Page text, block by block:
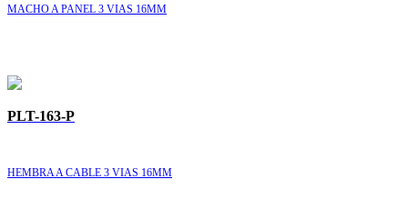
MACHO A PANEL 3 VIAS 16MM
PLT-163-P
HEMBRA A CABLE 3 VIAS 16MM